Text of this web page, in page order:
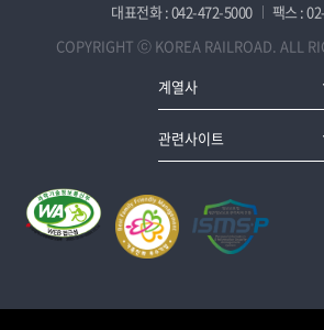
대표전화 : 042-472-5000
팩스 :
COPYRIGHT ⓒ KOREA RAILROAD. ALL
계열사
관련사이트